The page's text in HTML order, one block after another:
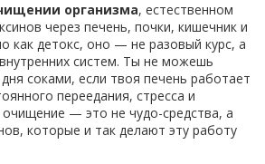
организма, естественном
через печень, почки, кишечник и
как детокс, оно — не разовый курс, а
систем. Ты не можешь
соками, если твоя печень работает
переедания, стресса и
— это не чудо-средства, а
которые и так делают эту работу